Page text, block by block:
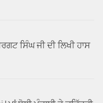
ਸਿੰਘ ਜੀ ਦੀ ਲਿਖੀ ਹਾਸ